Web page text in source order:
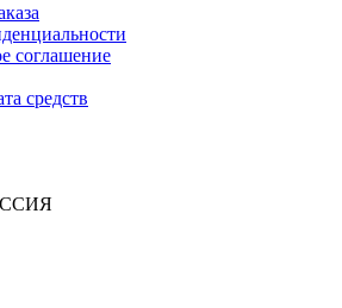
соглашение
средств